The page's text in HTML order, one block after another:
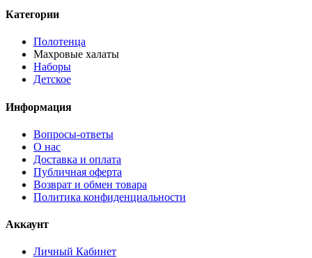
Категории
Полотенца
Махровые халаты
Наборы
Детское
Информация
Вопросы-ответы
О нас
Доставка и оплата
Публичная оферта
Возврат и обмен товара
Политика конфиденциальности
Аккаунт
Личный Кабинет